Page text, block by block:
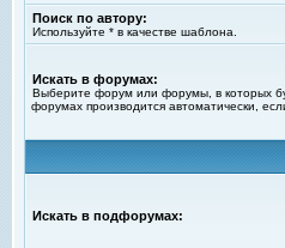
Поиск по автору:
Используйте * в качестве шаблона.
Искать в форумах:
Выберите форум или форумы, в которых
форумах производится автоматически,
Искать в подфорумах: